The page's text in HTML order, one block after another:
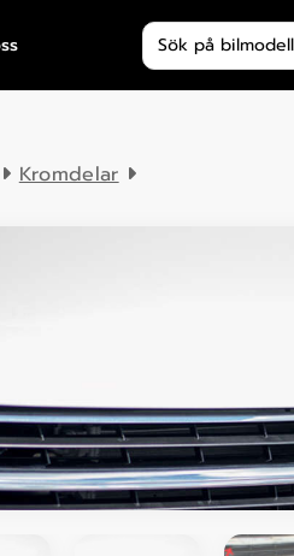
Produktsökning
Kromdelar